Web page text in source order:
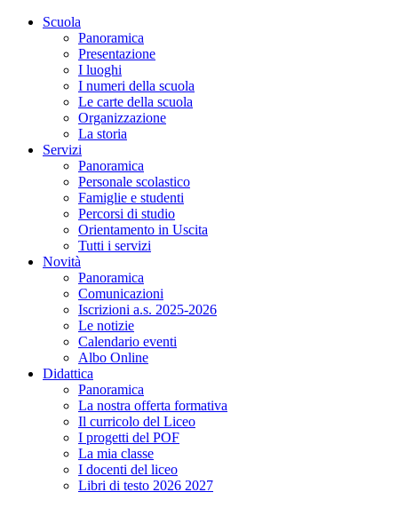
Scuola
Panoramica
Presentazione
I luoghi
I numeri della scuola
Le carte della scuola
Organizzazione
La storia
Servizi
Panoramica
Personale scolastico
Famiglie e studenti
Percorsi di studio
Orientamento in Uscita
Tutti i servizi
Novità
Panoramica
Comunicazioni
Iscrizioni a.s. 2025-2026
Le notizie
Calendario eventi
Albo Online
Didattica
Panoramica
La nostra offerta formativa
Il curricolo del Liceo
I progetti del POF
La mia classe
I docenti del liceo
Libri di testo 2026 2027